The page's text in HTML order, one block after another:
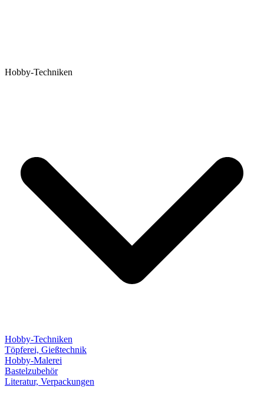
Hobby-Techniken
Hobby-Techniken
Töpferei, Gießtechnik
Hobby-Malerei
Bastelzubehör
Literatur, Verpackungen